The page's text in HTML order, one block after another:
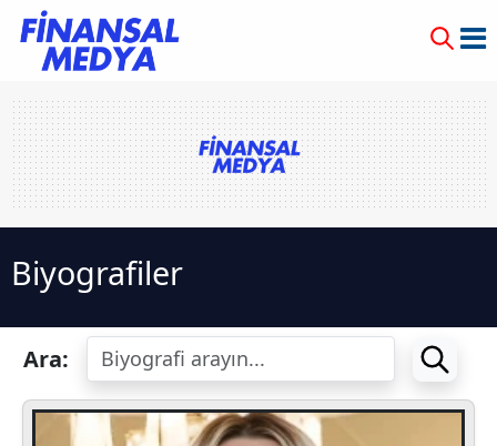
Biyografiler
Ara: